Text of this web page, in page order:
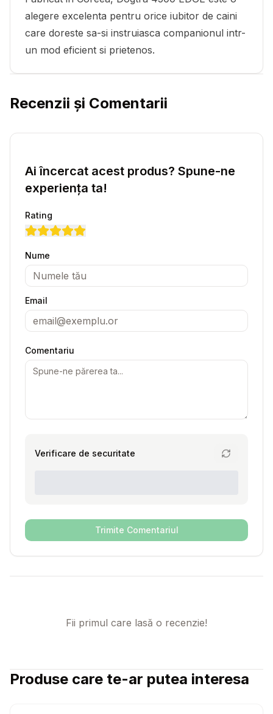
alegere excelenta pentru orice iubitor de caini
care doreste sa-si instruiasca companionul intr-
un mod eficient si prietenos.
Recenzii și Comentarii
Ai încercat acest produs? Spune-ne
experiența ta!
Rating
Nume
Email
Comentariu
Verificare de securitate
Trimite Comentariul
Fii primul care lasă o recenzie!
Produse care te-ar putea interesa